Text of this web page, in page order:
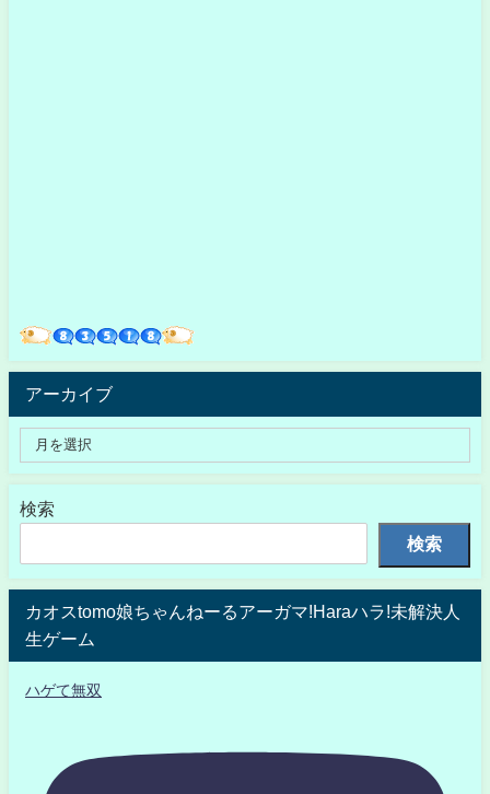
アーカイブ
検索
検索
カオスtomo娘ちゃんねーるアーガマ!Haraハラ!未解決人
生ゲーム
ハゲて無双